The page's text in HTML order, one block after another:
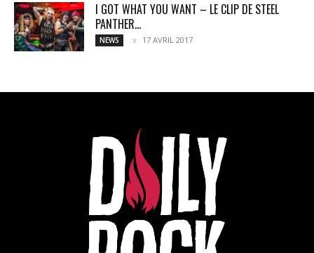
I GOT WHAT YOU WANT – LE CLIP DE STEEL
PANTHER...
NEWS 17 AVRIL 2017